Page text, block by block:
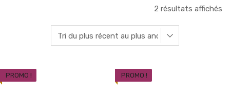
2 résultats affichés
PROMO ! PROMO !